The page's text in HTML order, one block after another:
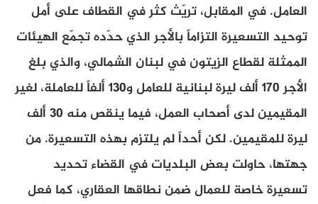
العامل. في المقابل، تريّث كثر في القطاف على أمل
توحيد التسعيرة التزاماً بالأجر الذي حدّده تجمّع الهيئات
الممثلة لقطاع الزيتون في لبنان الشمالي، والذي بلغ
الأجر 170 ألف ليرة لبنانية للعامل و130 ألفاً للعاملة، لغير
المقيمين لدى أصحاب العمل، فيما ينقص منه 30 ألف
ليرة للمقيمين. لكن أحداً لم يلتزم بهذه التسعيرة. من
جهتها، حاولت بعض البلديات في القضاء تحديد
تسعيرة خاصة للعمال ضمن نطاقها العقاري، كما فعل